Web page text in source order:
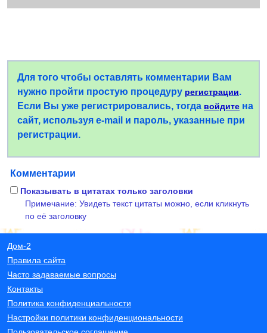
Для того чтобы оставлять комментарии Вам
нужно пройти простую процедуру регистрации.
Если Вы уже регистрировались, тогда войдите на
сайт, используя e-mail и пароль, указанные при
регистрации.
Комментарии
Показывать в цитатах только заголовки
Примечание: Увидеть текст цитаты можно, если кликнуть
по её заголовку
Дом-2
Правила сайта
Часто задаваемые вопросы
Контакты
Политика конфиденциальности
Настройки политики конфиденциональности